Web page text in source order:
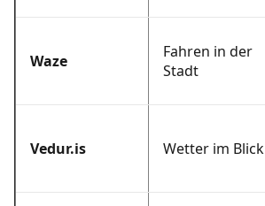
Waze
Fahren in der
Stadt
Vedur.is Wetter im Blick